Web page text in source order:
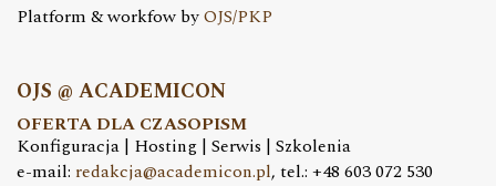
Platform & workfow byOJS/PKP
OJS @ ACADEMICON
OFERTA DLA CZASOPISM
Konfiguracja | Hosting | Serwis | Szkolenia
e-mail: redakcja@academicon.pl, tel.: +48 603 072 530